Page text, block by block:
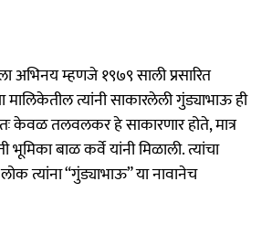
अभिनय म्हणजे १९७९ साली प्रसारित
मालिकेतील त्यांनी साकारलेली गुंड्याभाऊ ही
केवळ तलवलकर हे साकारणार होते, मात्र
भूमिका बाळ कर्वे यांनी मिळाली. त्यांचा
त्यांना “गुंड्याभाऊ” या नावानेच